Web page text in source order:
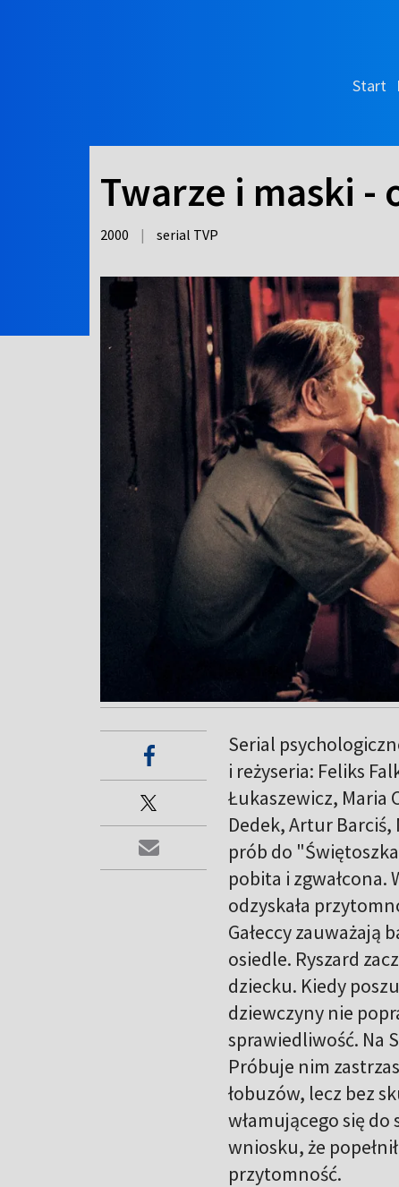
Start
Twarze i maski -
2000 | serial TVP
Serial
i reżyseria: Feliks
Łukaszewicz, Maria
Dedek, Artur Barciś,
prób do
pobita i zgwałcona.
odzyskała
Gałeccy
osiedle. Ryszard
dziecku. Kiedy
dziewczyny nie
sprawiedliwość. Na
Próbuje nim
łobuzów, lecz bez
włamującego się
wniosku, że
przytomność.